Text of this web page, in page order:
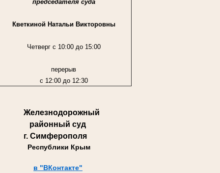
председателя суда
Кветкиной Натальи Викторовны
Четверг с 10:00 до 15:00
перерыв
с 12:00 до 12:30
Железнодорожный
районный суд
г. Симферополя
Республики Крым
в "ВКонтакте"